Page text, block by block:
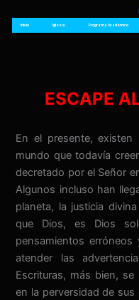
Inicio Iglesia Programa Académico
ESCAPE
En el presente, existen
mundo que todavía
decretado por el Señor
Algunos incluso han
planeta, la justicia
que Dios, es Dios
pensamientos
atender las
Escrituras, más bien,
en la perversidad de